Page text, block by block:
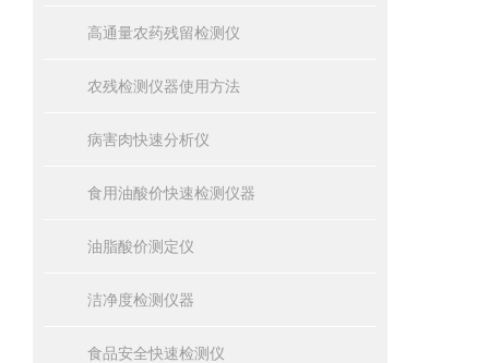
高通量农药残留检测仪
农残检测仪器使用方法
病害肉快速分析仪
食用油酸价快速检测仪器
油脂酸价测定仪
洁净度检测仪器
食品安全快速检测仪